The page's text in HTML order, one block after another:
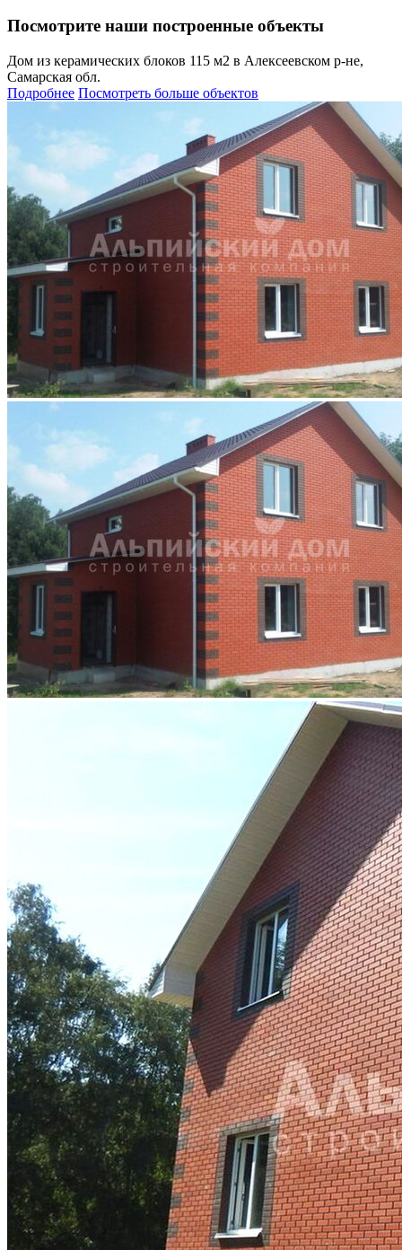
Посмотрите наши построенные объекты
Дом из керамических блоков 115 м2 в Алексеевском р-не,
Самарская обл.
Подробнее Посмотреть больше объектов